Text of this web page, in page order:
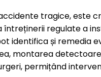
tragice, este
regulate a
identifica și remedia
montarea
permițând